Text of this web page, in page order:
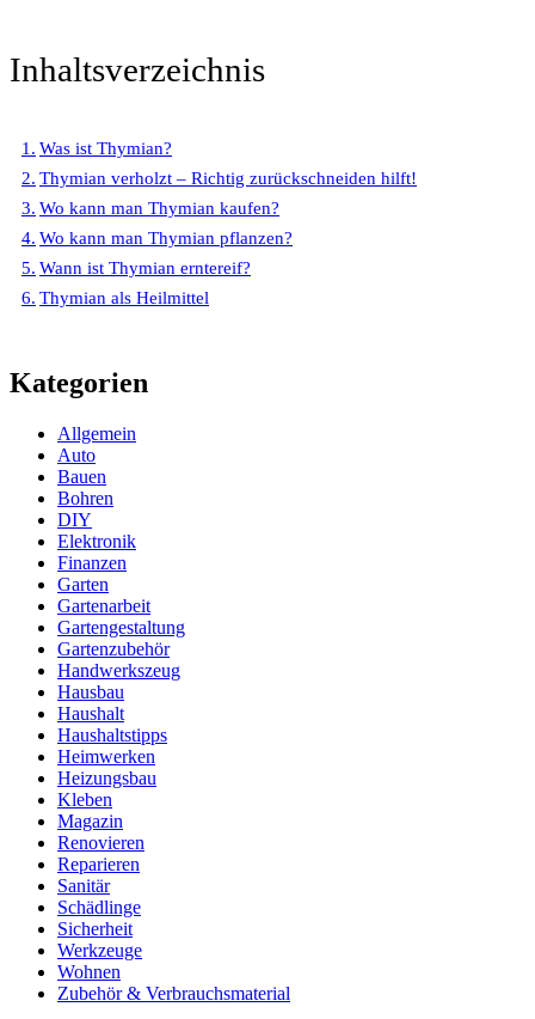
Inhaltsverzeichnis
Was ist Thymian?
Thymian verholzt – Richtig zurückschneiden hilft!
Wo kann man Thymian kaufen?
Wo kann man Thymian pflanzen?
Wann ist Thymian erntereif?
Thymian als Heilmittel
Kategorien
Allgemein
Auto
Bauen
Bohren
DIY
Elektronik
Finanzen
Garten
Gartenarbeit
Gartengestaltung
Gartenzubehör
Handwerkszeug
Hausbau
Haushalt
Haushaltstipps
Heimwerken
Heizungsbau
Kleben
Magazin
Renovieren
Reparieren
Sanitär
Schädlinge
Sicherheit
Werkzeuge
Wohnen
Zubehör & Verbrauchsmaterial